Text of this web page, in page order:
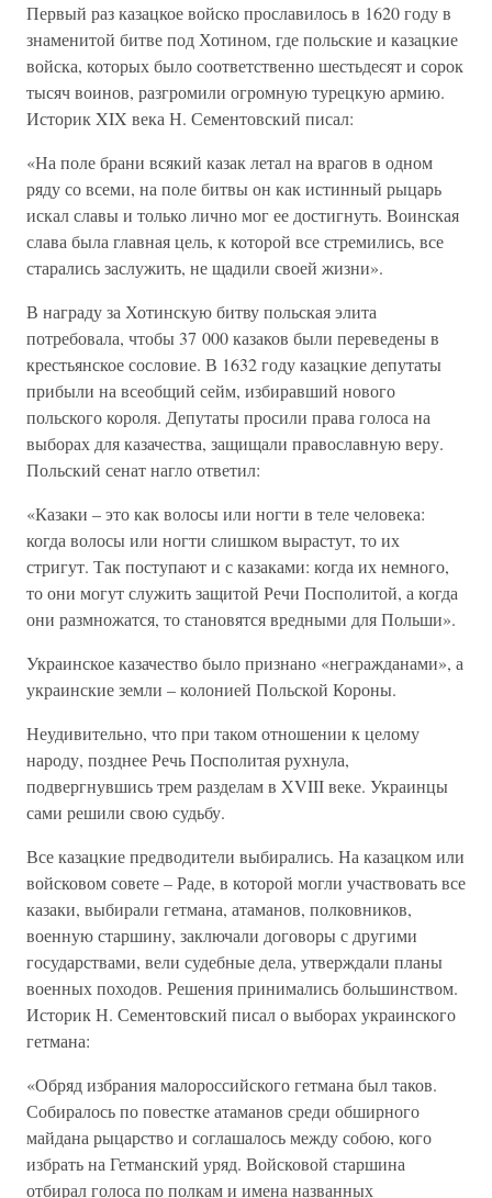
Первый раз казацкое войско прославилось в 1620 году в
знаменитой битве под Хотином, где польские и казацкие
войска, которых было соответственно шестьдесят и сорок
тысяч воинов, разгромили огромную турецкую армию.
Историк XIX века Н. Сементовский писал:
«На поле брани всякий казак летал на врагов в одном
ряду со всеми, на поле битвы он как истинный рыцарь
искал славы и только лично мог ее достигнуть. Воинская
слава была главная цель, к которой все стремились, все
старались заслужить, не щадили своей жизни».
В награду за Хотинскую битву польская элита
потребовала, чтобы 37 000 казаков были переведены в
крестьянское сословие. В 1632 году казацкие депутаты
прибыли на всеобщий сейм, избиравший нового
польского короля. Депутаты просили права голоса на
выборах для казачества, защищали православную веру.
Польский сенат нагло ответил:
«Казаки – это как волосы или ногти в теле человека:
когда волосы или ногти слишком вырастут, то их
стригут. Так поступают и с казаками: когда их немного,
то они могут служить защитой Речи Посполитой, а когда
они размножатся, то становятся вредными для Польши».
Украинское казачество было признано «негражданами», а
украинские земли – колонией Польской Короны.
Неудивительно, что при таком отношении к целому
народу, позднее Речь Посполитая рухнула,
подвергнувшись трем разделам в XVIII веке. Украинцы
сами решили свою судьбу.
Все казацкие предводители выбирались. На казацком или
войсковом совете – Раде, в которой могли участвовать все
казаки, выбирали гетмана, атаманов, полковников,
военную старшину, заключали договоры с другими
государствами, вели судебные дела, утверждали планы
военных походов. Решения принимались большинством.
Историк Н. Сементовский писал о выборах украинского
гетмана:
«Обряд избрания малороссийского гетмана был таков.
Собиралось по повестке атаманов среди обширного
майдана рыцарство и соглашалось между собою, кого
избрать на Гетманский уряд. Войсковой старшина
отбирал голоса по полкам и имена названных